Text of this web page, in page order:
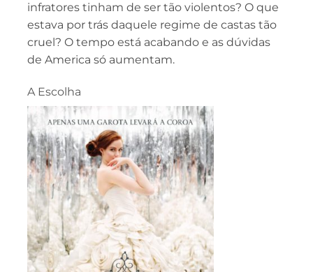
infratores tinham de ser tão violentos? O que
estava por trás daquele regime de castas tão
cruel? O tempo está acabando e as dúvidas
de America só aumentam.
A Escolha